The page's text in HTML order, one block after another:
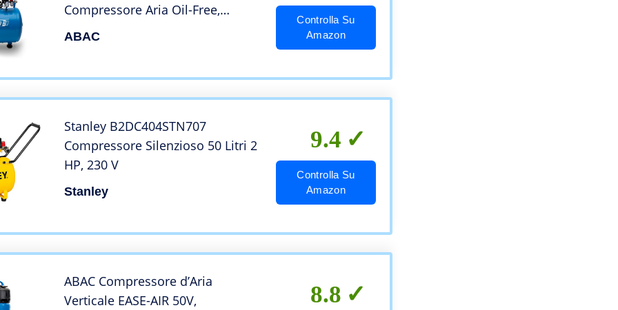
Compressore Aria Oil-Free,
Pressione Massima 8 Bar,
ABAC
Controlla Su
Amazon
Stanley B2DC404STN707
Compressore Silenzioso 50 Litri 2
HP, 230 V
Stanley
9.4
Controlla Su
Amazon
ABAC Compressore d’Aria
Verticale EASE-AIR 50V,
8.8